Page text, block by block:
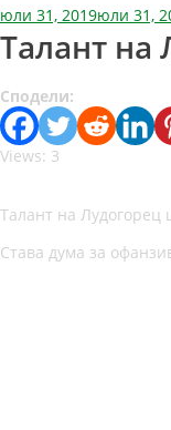
юли 31, 2019юли 31,
Талант на
Сподели:
Views: 3
Талант на
Става дума за